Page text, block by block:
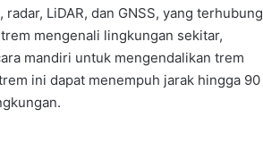
LiDAR, dan GNSS, yang terhubung
mengenali lingkungan sekitar,
mandiri untuk mengendalikan trem
ini dapat menempuh jarak hingga 90